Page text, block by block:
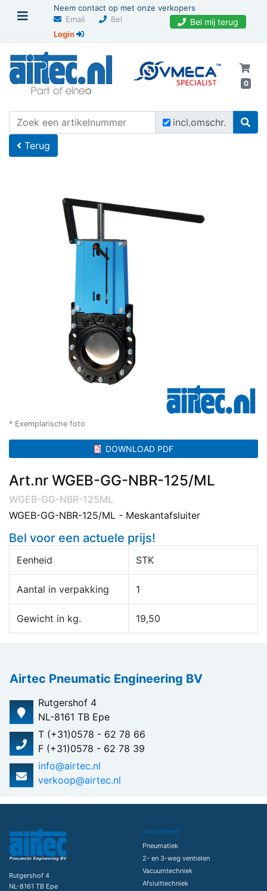
Neem contact op met onze verkopers
Email
Bel Bel mij terug
Login
0
incl.omschr.
U bevindt zich hier Home
Terug
* Exemplarische foto
DOWNLOAD PDF
Art.nr WGEB-GG-NBR-125/ML
WGEB-GG-NBR-125ML
WGEB-GG-NBR-125/ML - Meskantafsluiter
Bel voor een actuele prijs!
Eenheid STK
Aantal in verpakking 1
Gewicht in kg. 19,50
Airtec Pneumatic Engineering BV
Rutgershof 4
NL-8161 TB Epe
T (+31)0578 - 62 78 66
F (+31)0578 - 62 78 39
info@airtec.nl
verkoop@airtec.nl
Rutgershof 4
NL-8161 TB Epe
Assortiment
Pneumatiek
2- en 3-weg ventielen
Vacuumtechniek
Afsluittechniek